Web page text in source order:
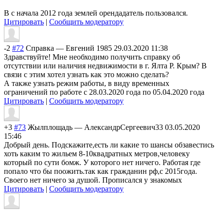
В с начала 2012 года землей орендадатель пользовался.
Цитировать | Сообщить модератору
-2 #72 Справка — Евгений 1985 29.03.2020 11:38
Здравствуйте! Мне необходимо получить справку об
отсутствии или наличия недвижимости в г. Ялта Р. Крым? В
связи с этим хотел узнать как это можно сделать?
А также узнать режим работы, в виду временных
ограничений по работе с 28.03.2020 года по 05.04.2020 года
Цитировать | Сообщить модератору
+3 #73 Жылплощадь — АлександрСергеевич33 03.05.2020
15:46
Добрый день. Подскажите,есть ли какие то шансы обзавестись
хоть каким то жильем 8-10квадратных метров,человеку
который по сути бомж. У которого нет ничего. Работая где
попало что бы поожить.так как гражданин рф,с 2015года.
Своего нет ничего за душой. Прописался у знакомых
Цитировать | Сообщить модератору